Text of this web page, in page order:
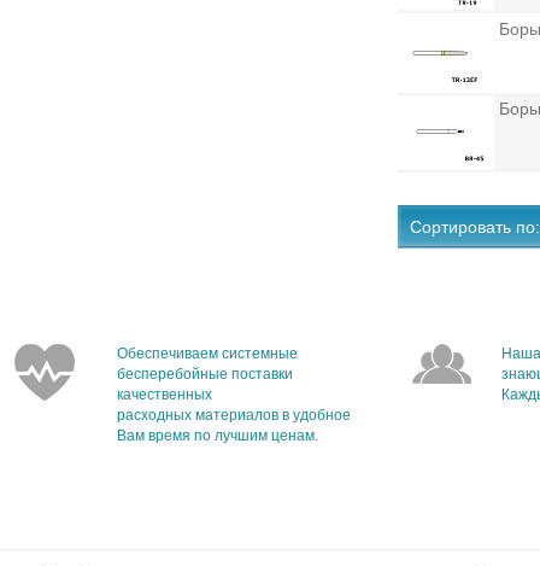
Сортировать по:
Обеспечиваем системные
бесперебойные поставки
качественных
расходных материалов в удобное
Вам время по лучшим ценам.
Наша